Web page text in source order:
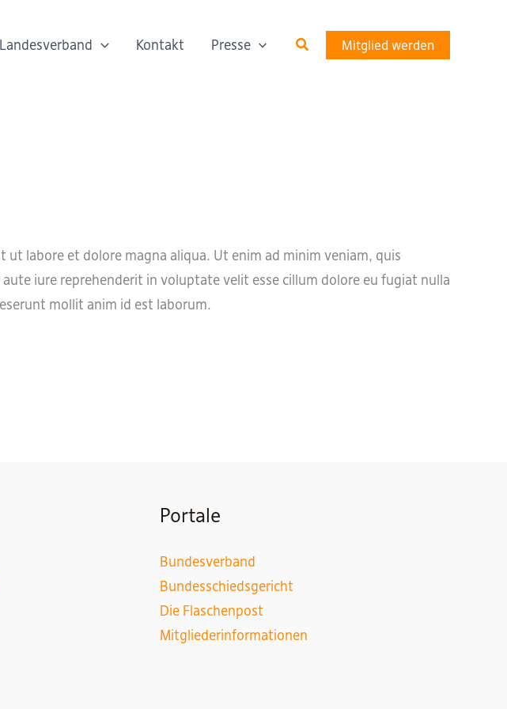
Kontakt Presse SuchenMitglied werden
labore et dolore magna aliqua. Ut enim ad minim veniam, quis
iure reprehenderit in voluptate velit esse cillum dolore eu fugiat nulla
mollit anim id est laborum.
Portale
Bundesverband
Bundesschiedsgericht
Die Flaschenpost
Mitgliederinformationen